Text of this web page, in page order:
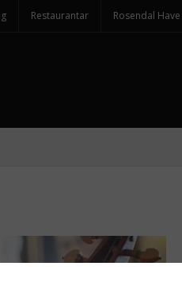
Restaurantar Rosendal Have